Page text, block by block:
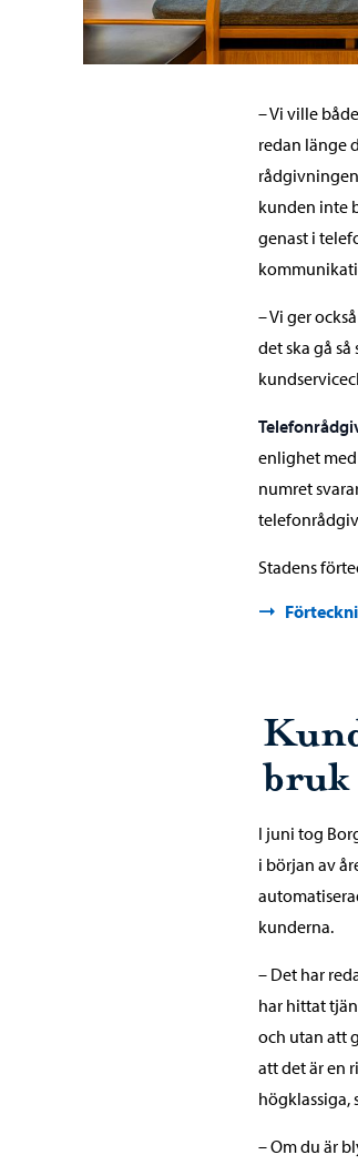
– Vi ville
redan länge
kunden inte
genast i
– Vi ger
det ska gå
enlighet
numret
Stadens
bruk
I juni tog
i början av
kunderna.
– Det har
har hittat
och utan att
att det är en
högklassiga,
– Om du är